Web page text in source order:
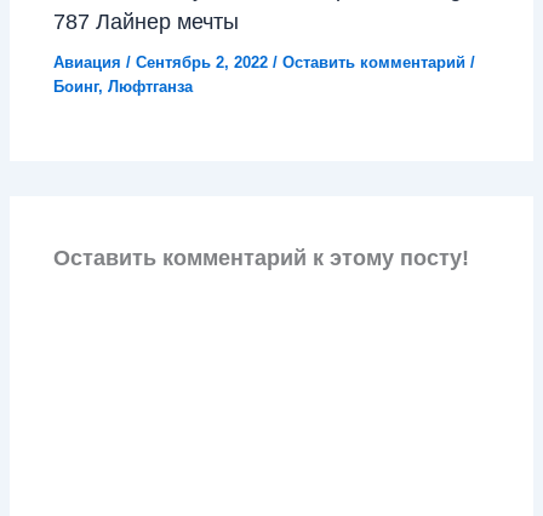
787 Лайнер мечты
Авиация /Сентябрь 2, 2022/Оставить комментарий /
Боинг,Люфтганза
Оставить комментарий к этому посту!